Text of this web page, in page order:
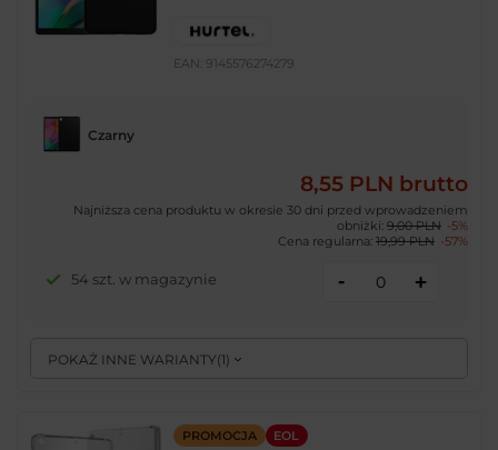
EAN: 9145576274279
POKAŻ INNE WARIANTY( 1)
Czarny
8,55 PLN brutto
Najniższa cena produktu w okresie 30 dni przed wprowadzeniem
obniżki: 9,00 PLN -5%
Cena regularna: 19,99 PLN -57%
54 szt. w magazynie - +
PROMOCJA EOL